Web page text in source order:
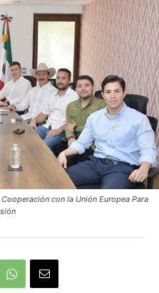
con la Unión Europea Para